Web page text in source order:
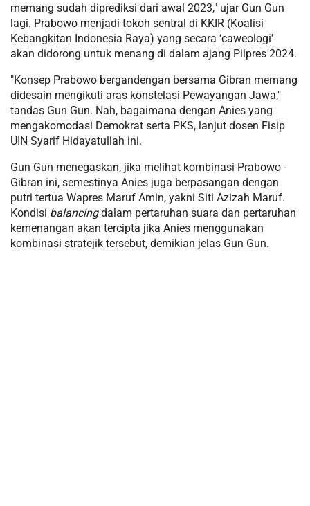
memang sudah diprediksi dari awal 2023," ujar Gun Gun
lagi. Prabowo menjadi tokoh sentral di KKIR (Koalisi
Kebangkitan Indonesia Raya) yang secara ‘caweologi’
akan didorong untuk menang di dalam ajang Pilpres 2024.
"Konsep Prabowo bergandengan bersama Gibran memang
didesain mengikuti aras konstelasi Pewayangan Jawa,"
tandas Gun Gun. Nah, bagaimana dengan Anies yang
mengakomodasi Demokrat serta PKS, lanjut dosen Fisip
UIN Syarif Hidayatullah ini.
Gun Gun menegaskan, jika melihat kombinasi Prabowo -
Gibran ini, semestinya Anies juga berpasangan dengan
putri tertua Wapres Maruf Amin, yakni Siti Azizah Maruf.
Kondisi balancingdalam pertaruhan suara dan pertaruhan
kemenangan akan tercipta jika Anies menggunakan
kombinasi stratejik tersebut, demikian jelas Gun Gun.